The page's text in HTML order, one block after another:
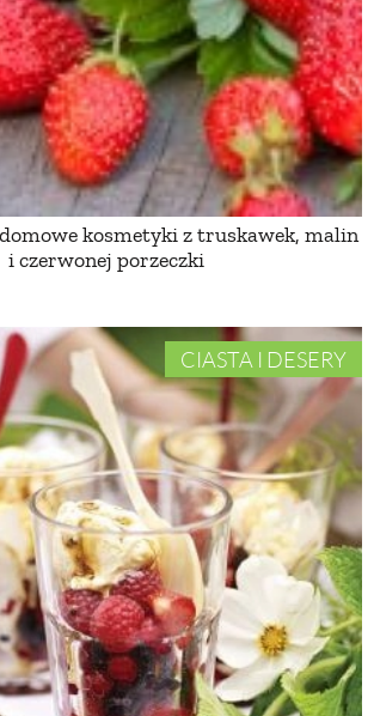
kosmetyki z truskawek, malin
i czerwonej porzeczki
CIASTA I DESERY
PORADY
ZIELEŃ W DOMU
OGRODU
NATURALNIE
APTECZKA
DLA DOMU
EKO ŻYCIE
PRZYRODA
DOMOWE